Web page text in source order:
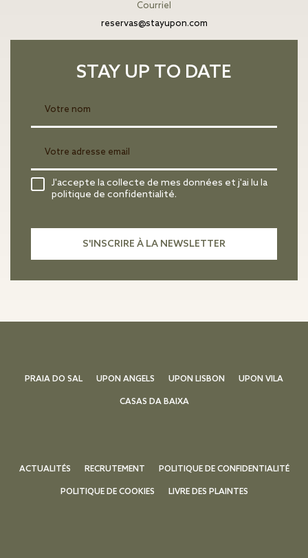
Courriel
reservas@stayupon.com
STAY UP TO DATE
J'accepte la collecte de mes données et j'ai lu la
politique de confidentialité.
PRAIA DO SAL UPON ANGELS UPON LISBON UPON VILA
CASAS DA BAIXA
ACTUALITÉS RECRUTEMENT POLITIQUE DE CONFIDENTIALITÉ
POLITIQUE DE COOKIES LIVRE DES PLAINTES